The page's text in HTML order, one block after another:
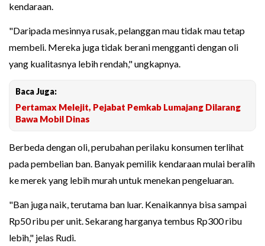
kendaraan.
"Daripada mesinnya rusak, pelanggan mau tidak mau tetap
membeli. Mereka juga tidak berani mengganti dengan oli
yang kualitasnya lebih rendah," ungkapnya.
Baca Juga:
Pertamax Melejit, Pejabat Pemkab Lumajang Dilarang
Bawa Mobil Dinas
Berbeda dengan oli, perubahan perilaku konsumen terlihat
pada pembelian ban. Banyak pemilik kendaraan mulai beralih
ke merek yang lebih murah untuk menekan pengeluaran.
"Ban juga naik, terutama ban luar. Kenaikannya bisa sampai
Rp50 ribu per unit. Sekarang harganya tembus Rp300 ribu
lebih," jelas Rudi.